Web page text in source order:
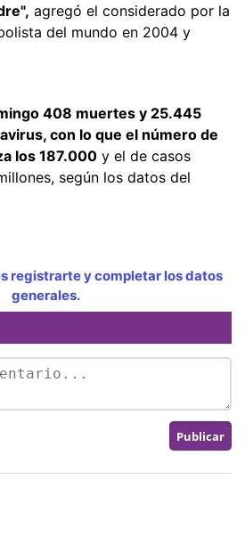
agregó el considerado por la
del mundo en 2004 y
408 muertes y 25.445
con lo que el número de
los 187.000 y el de casos
según los datos del
registrarte y completar los datos
generales.